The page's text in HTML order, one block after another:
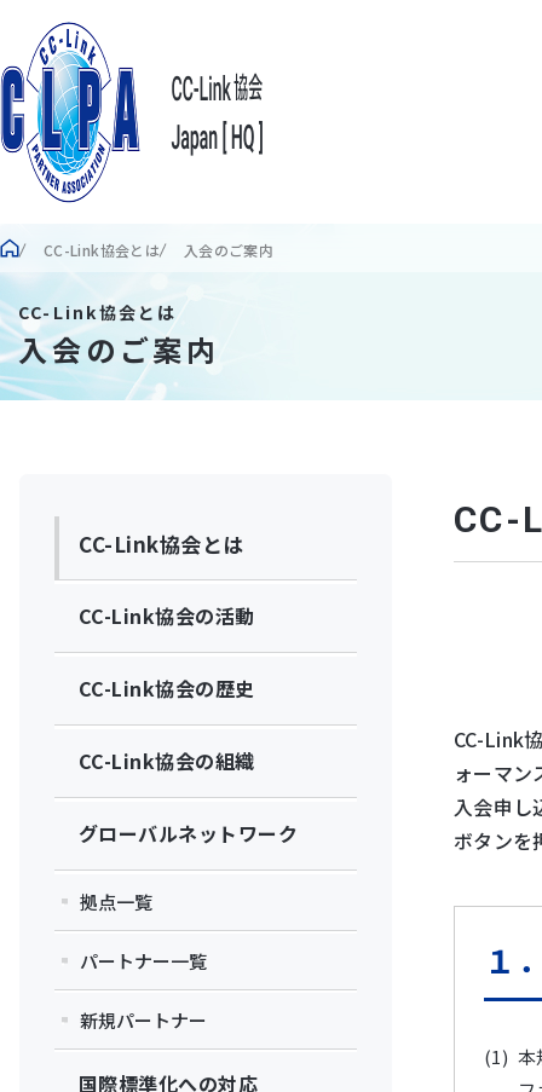
CC-Link協会とは 入会のご案内
CC-Link協会とは
入会のご案内
CC-Link協会とは
CC-Link協会の活動
CC-Link協会の歴史
CC-Link協会の組織
グローバルネットワーク
拠点一覧
パートナー一覧
新規パートナー
国際標準化への対応
CC-
CC-Link
ォーマン
入会申し
ボタンを
１
本